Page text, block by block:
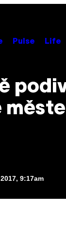
Pulse Life
9:17am